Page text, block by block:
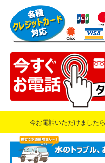
今お電話いただけましたら